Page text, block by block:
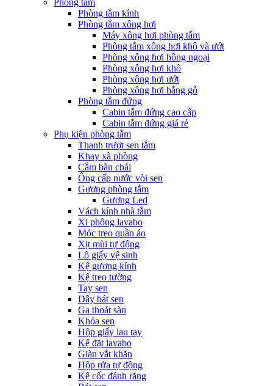
Phòng tắm
Phòng tắm kính
Phòng tắm xông hơi
Máy xông hơi phòng tắm
Phòng tắm xông hơi khô và ướt
Phòng xông hơi hồng ngoại
Phòng xông hơi khô
Phòng xông hơi ướt
Phòng xông hơi bằng gỗ
Phòng tắm đứng
Cabin tắm đứng cao cấp
Cabin tắm đứng giá rẻ
Phụ kiện phòng tắm
Thanh trượt sen tắm
Khay xà phòng
Cắm bàn chải
Ống cấp nước vòi sen
Gương phòng tắm
Gương Led
Vách kính nhà tắm
Xi phông lavabo
Móc treo quần áo
Xịt mùi tự động
Lô giấy vệ sinh
Kệ gương kính
Kệ treo tường
Tay sen
Dây bát sen
Ga thoát sàn
Khóa sen
Hộp giấy lau tay
Kệ đặt lavabo
Giàn vắt khăn
Hộp rửa tự động
Kệ cốc đánh răng